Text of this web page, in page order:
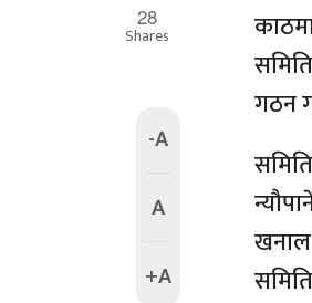
28
Shares
-A
A
+A
गठन